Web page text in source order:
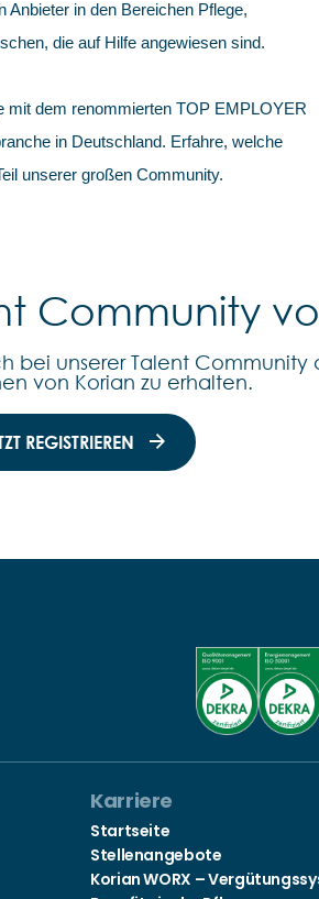
Anbieter in den Bereichen Pflege,
die auf Hilfe angewiesen sind.
mit dem renommierten TOP EMPLOYER
in Deutschland. Erfahre, welche
unserer großen Community.
Community
bei unserer Talent
von Korian zu erhalten.
REGISTRIEREN
Karriere
Startseite
Stellenangebote
Korian WORX –